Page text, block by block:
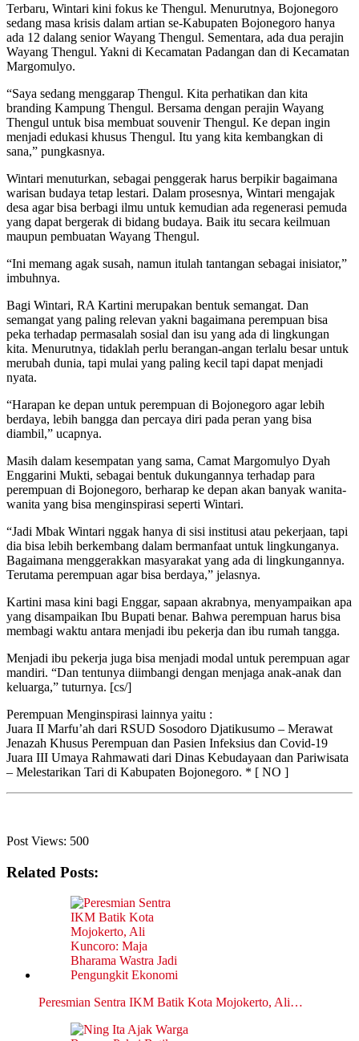
Terbaru, Wintari kini fokus ke Thengul. Menurutnya, Bojonegoro
sedang masa krisis dalam artian se-Kabupaten Bojonegoro hanya
ada 12 dalang senior Wayang Thengul. Sementara, ada dua perajin
Wayang Thengul. Yakni di Kecamatan Padangan dan di Kecamatan
Margomulyo.
“Saya sedang menggarap Thengul. Kita perhatikan dan kita
branding Kampung Thengul. Bersama dengan perajin Wayang
Thengul untuk bisa membuat souvenir Thengul. Ke depan ingin
menjadi edukasi khusus Thengul. Itu yang kita kembangkan di
sana,” pungkasnya.
Wintari menuturkan, sebagai penggerak harus berpikir bagaimana
warisan budaya tetap lestari. Dalam prosesnya, Wintari mengajak
desa agar bisa berbagi ilmu untuk kemudian ada regenerasi pemuda
yang dapat bergerak di bidang budaya. Baik itu secara keilmuan
maupun pembuatan Wayang Thengul.
“Ini memang agak susah, namun itulah tantangan sebagai inisiator,”
imbuhnya.
Bagi Wintari, RA Kartini merupakan bentuk semangat. Dan
semangat yang paling relevan yakni bagaimana perempuan bisa
peka terhadap permasalah sosial dan isu yang ada di lingkungan
kita. Menurutnya, tidaklah perlu berangan-angan terlalu besar untuk
merubah dunia, tapi mulai yang paling kecil tapi dapat menjadi
nyata.
“Harapan ke depan untuk perempuan di Bojonegoro agar lebih
berdaya, lebih bangga dan percaya diri pada peran yang bisa
diambil,” ucapnya.
Masih dalam kesempatan yang sama, Camat Margomulyo Dyah
Enggarini Mukti, sebagai bentuk dukungannya terhadap para
perempuan di Bojonegoro, berharap ke depan akan banyak wanita-
wanita yang bisa menginspirasi seperti Wintari.
“Jadi Mbak Wintari nggak hanya di sisi institusi atau pekerjaan, tapi
dia bisa lebih berkembang dalam bermanfaat untuk lingkunganya.
Bagaimana menggerakkan masyarakat yang ada di lingkungannya.
Terutama perempuan agar bisa berdaya,” jelasnya.
Kartini masa kini bagi Enggar, sapaan akrabnya, menyampaikan apa
yang disampaikan Ibu Bupati benar. Bahwa perempuan harus bisa
membagi waktu antara menjadi ibu pekerja dan ibu rumah tangga.
Menjadi ibu pekerja juga bisa menjadi modal untuk perempuan agar
mandiri. “Dan tentunya diimbangi dengan menjaga anak-anak dan
keluarga,” tuturnya. [cs/]
Perempuan Menginspirasi lainnya yaitu :
Juara II Marfu’ah dari RSUD Sosodoro Djatikusumo – Merawat
Jenazah Khusus Perempuan dan Pasien Infeksius dan Covid-19
Juara III Umaya Rahmawati dari Dinas Kebudayaan dan Pariwisata
– Melestarikan Tari di Kabupaten Bojonegoro. * [ NO ]
Post Views: 500
Related Posts:
Peresmian Sentra IKM Batik Kota Mojokerto, Ali…